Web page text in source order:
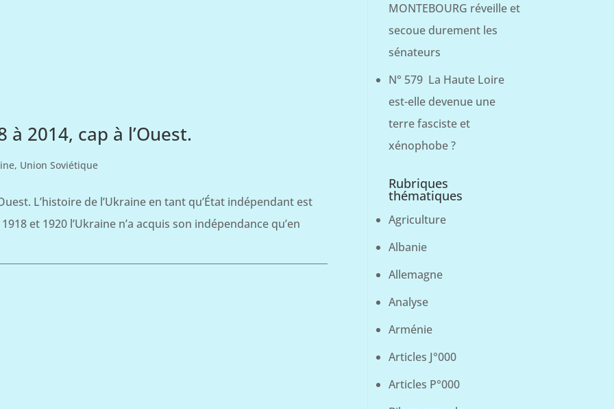
à 2014, cap à l’Ouest.
, Union Soviétique
L’histoire de l’Ukraine en tant qu’État indépendant est
et 1920 l’Ukraine n’a acquis son indépendance qu’en
MONTEBOURG réveille et
secoue durement les
sénateurs
N° 579 La Haute Loire
est-elle devenue une
terre fasciste et
xénophobe ?
Rubriques
thématiques
Agriculture
Albanie
Allemagne
Analyse
Arménie
Articles J°000
Articles P°000